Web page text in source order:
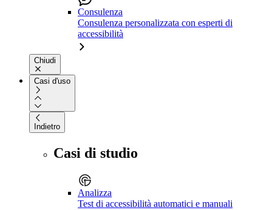
Consulenza
Consulenza personalizzata con esperti di
accessibilità
Chiudi
Casi d'uso
Indietro
Casi di studio
Analizza
Test di accessibilità automatici e manuali